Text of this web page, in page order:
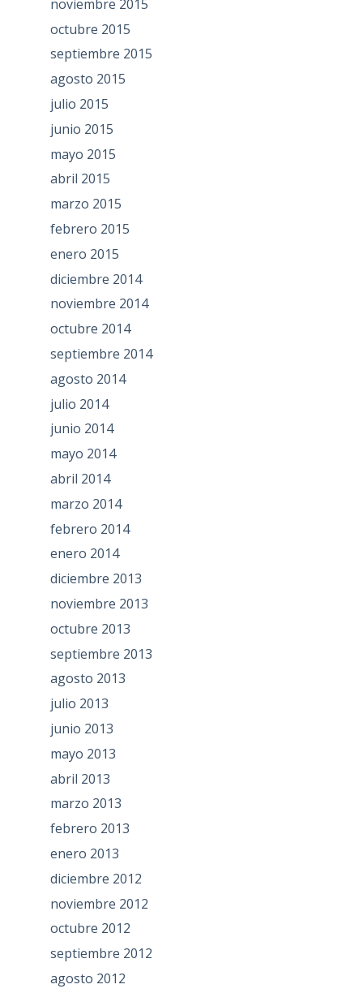
noviembre 2015
octubre 2015
septiembre 2015
agosto 2015
julio 2015
junio 2015
mayo 2015
abril 2015
marzo 2015
febrero 2015
enero 2015
diciembre 2014
noviembre 2014
octubre 2014
septiembre 2014
agosto 2014
julio 2014
junio 2014
mayo 2014
abril 2014
marzo 2014
febrero 2014
enero 2014
diciembre 2013
noviembre 2013
octubre 2013
septiembre 2013
agosto 2013
julio 2013
junio 2013
mayo 2013
abril 2013
marzo 2013
febrero 2013
enero 2013
diciembre 2012
noviembre 2012
octubre 2012
septiembre 2012
agosto 2012